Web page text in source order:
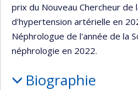
prix du Nouveau Chercheur de
d'hypertension artérielle en
Néphrologue de l'année de la
néphrologie en 2022.
Biographie